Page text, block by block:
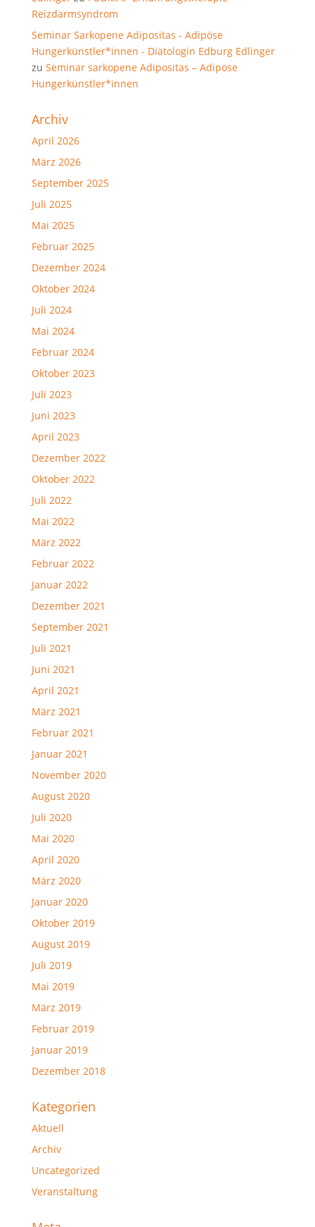
Reizdarmsyndrom
Seminar Sarkopene Adipositas - Adipöse
Hungerkünstler*innen - Diätologin Edburg Edlinger
zu Seminar sarkopene Adipositas – Adipöse
Hungerkünstler*innen
Archiv
April 2026
März 2026
September 2025
Juli 2025
Mai 2025
Februar 2025
Dezember 2024
Oktober 2024
Juli 2024
Mai 2024
Februar 2024
Oktober 2023
Juli 2023
Juni 2023
April 2023
Dezember 2022
Oktober 2022
Juli 2022
Mai 2022
März 2022
Februar 2022
Januar 2022
Dezember 2021
September 2021
Juli 2021
Juni 2021
April 2021
März 2021
Februar 2021
Januar 2021
November 2020
August 2020
Juli 2020
Mai 2020
April 2020
März 2020
Januar 2020
Oktober 2019
August 2019
Juli 2019
Mai 2019
März 2019
Februar 2019
Januar 2019
Dezember 2018
Kategorien
Aktuell
Archiv
Uncategorized
Veranstaltung